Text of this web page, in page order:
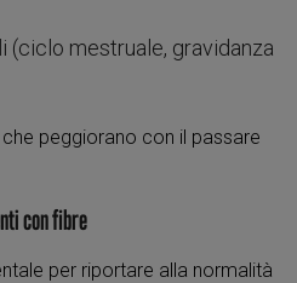
(ciclo mestruale, gravidanza
peggiorano con il passare
con fibre
per riportare alla normalità